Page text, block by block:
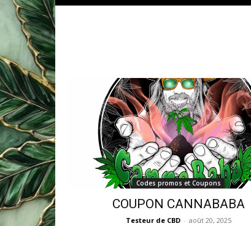
Codes promos et Coupons
COUPON CANNABABA
Testeur de CBD - août 20, 2025